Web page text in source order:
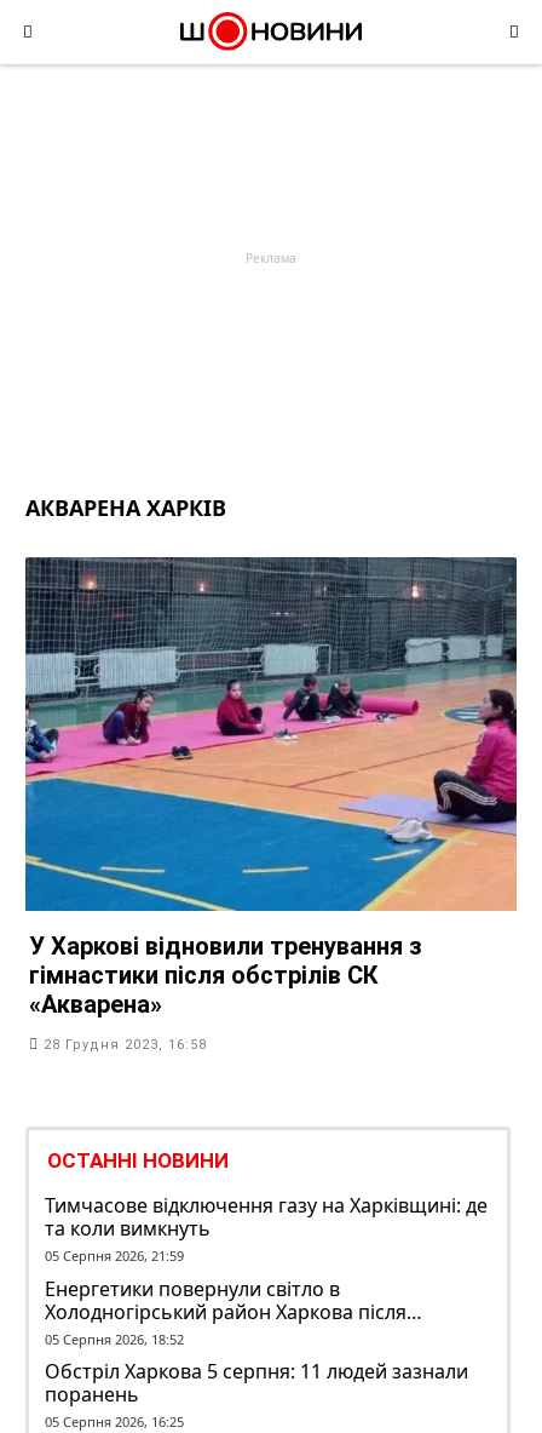
content
АКВАРЕНА ХАРКІВ
У Харкові відновили тренування з
гімнастики після обстрілів СК
«Акварена»
28 Грудня 2023, 16:58
ОСТАННІ НОВИНИ
Тимчасове відключення газу на Харківщині: де
та коли вимкнуть
05 Серпня 2026, 21:59
Енергетики повернули світло в
Холодногірський район Харкова після
ворожого обстрілу
05 Серпня 2026, 18:52
Обстріл Харкова 5 серпня: 11 людей зазнали
поранень
05 Серпня 2026, 16:25